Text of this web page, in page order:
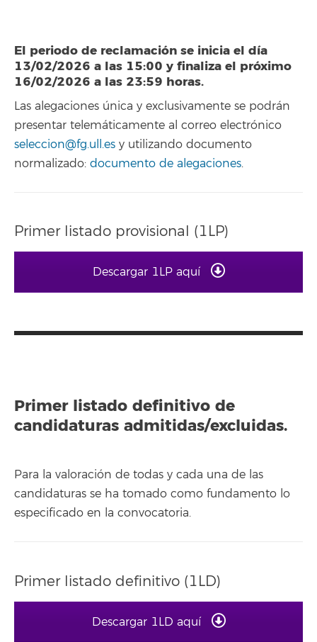
El periodo de reclamación se inicia el día
13/02/2026 a las 15:00 y finaliza el próximo
16/02/2026 a las 23:59 horas.
Las alegaciones única y exclusivamente se podrán
presentar telemáticamente al correo electrónico
seleccion@fg.ull.es y utilizando documento
normalizado: documento de alegaciones.
Primer listado provisional (1LP)
Descargar 1LP aquí
Primer listado definitivo de
candidaturas admitidas/excluidas.
Para la valoración de todas y cada una de las
candidaturas se ha tomado como fundamento lo
especificado en la convocatoria.
Primer listado definitivo (1LD)
Descargar 1LD aquí